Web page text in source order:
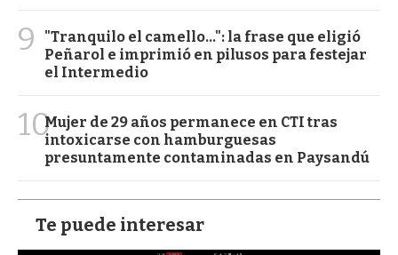
9
"Tranquilo el camello...": la frase que eligió
Peñarol e imprimió en pilusos para festejar
el Intermedio
10Mujer de 29 años permanece en CTI tras
intoxicarse con hamburguesas
presuntamente contaminadas en Paysandú
Te puede interesar